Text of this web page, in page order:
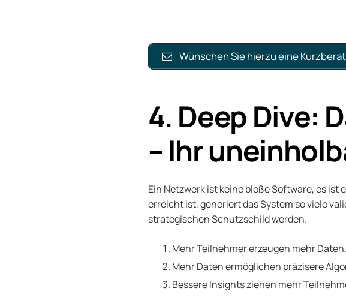
Wünschen Sie hierzu eine
4. Deep Dive:
– Ihr
Ein Netzwerk ist keine bloße Software, es
erreicht ist, generiert das System so viele
strategischen Schutzschild werden.
Mehr Teilnehmer erzeugen mehr Daten.
Mehr Daten ermöglichen präzisere
Bessere Insights ziehen mehr